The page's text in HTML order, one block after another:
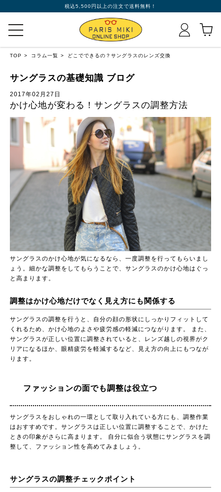
税込5,500円以上の注文で送料無料！
TOP コラム一覧 どこでできるの？サングラスのレンズ交換
サングラスの基礎知識 ブログ
2017年02月27日
かけ心地が変わる！サングラスの調整方法
サングラスのかけ心地が気になるなら、一度調整を行ってもらいまし
ょう。細かな調整をしてもらうことで、サングラスのかけ心地はぐっ
と高まります。
調整はかけ心地だけでなく見え方にも関係する
サングラスの調整を行うと、自分の顔の形状にしっかりフィットして
くれるため、かけ心地のよさや疲労感の軽減につながります。 また、
サングラスが正しい位置に調整されていると、レンズ越しの視界がク
リアになるほか、眼精疲労を軽減するなど、見え方の向上にもつなが
ります。
ファッションの面でも調整は役立つ
サングラスをおしゃれの一環として取り入れている方にも、調整作業
はおすすめです。サングラスは正しい位置に調整することで、かけた
ときの印象がさらに高まります。 自分に似合う状態にサングラスを調
整して、ファッション性を高めてみましょう。
サングラスの調整チェックポイント